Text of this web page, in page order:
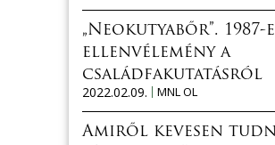
„Neokutyabőr”. 1987-
ellenvélemény a
családfakutatásról
2022.02.09.
MNL OL
Amiről kevesen